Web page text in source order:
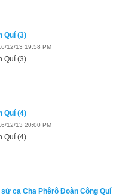
Quí (3)
12/13 19:58 PM
Quí (3)
Quí (4)
12/13 20:00 PM
Quí (4)
sử ca Cha Phêrô Đoàn Công Quí